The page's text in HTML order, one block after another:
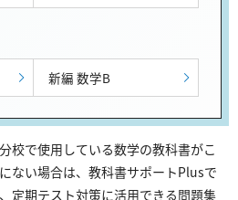
新編 数学B
校で使用している数学の教科書がこ
ない場合は、教科書サポートPlusで
定期テスト対策に活用できる問題集